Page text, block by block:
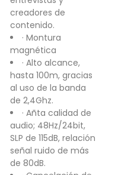
creadores de
contenido.
· Montura
magnética
· Alto alcance,
hasta 100m, gracias
al uso de la banda
de 2,4Ghz.
· Añta calidad de
audio; 48Hz/24bit,
SLP de 115dB, relación
señal ruido de más
de 80dB.